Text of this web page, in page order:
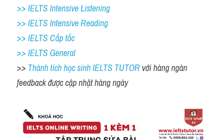
>> IELTS Intensive Listening
>> IELTS Intensive Reading
>> IELTS Cấp tốc
>> IELTS General
>> Thành tích học sinh IELTS TUTOR với hàng ngàn
feedback được cập nhật hàng ngày